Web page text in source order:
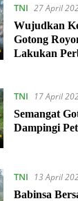
TNI 27 April
Wujudkan
Gotong
Lakukan
TNI
17 April
Semangat
Dampingi
TNI
13 April
Babinsa